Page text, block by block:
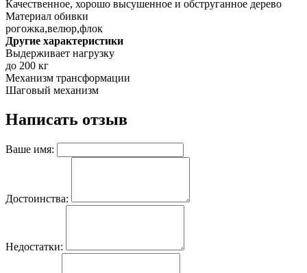
Качественное, хорошо высушенное и обструганное дерево
Материал обивки
рогожка,велюр,флок
Другие характеристики
Выдерживает нагрузку
до 200 кг
Механизм трансформации
Шаговый механизм
Написать отзыв
Ваше имя:
Достоинства:
Недостатки: